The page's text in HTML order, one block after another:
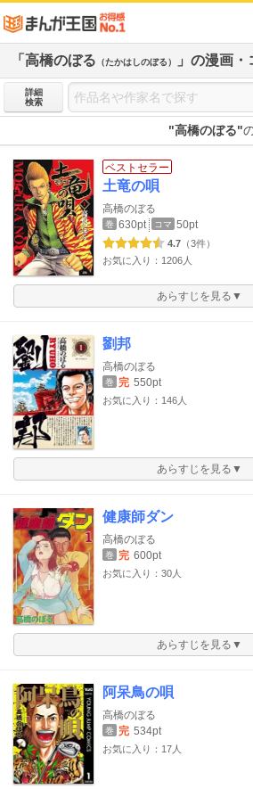
「高橋のぼる （たかはしのぼる） 」の漫画
詳細
検索
"高橋のぼる"
ベストセラー
土竜の唄
高橋のぼる
巻 630pt コマ 50pt
4.7 （3件）
お気に入り：1206人
あらすじを見る▼
劉邦
高橋のぼる
巻 完 550pt
お気に入り：146人
あらすじを見る▼
健康師ダン
高橋のぼる
巻 完 600pt
お気に入り：30人
あらすじを見る▼
阿呆鳥の唄
高橋のぼる
巻 完 534pt
お気に入り：17人